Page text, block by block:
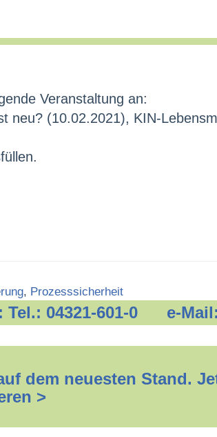
Veranstaltung an:
neu? (10.02.2021), KIN-
, Prozesssicherheit
Tel.: 04321-601-0 e-Mail:
dem neuesten Stand.
>